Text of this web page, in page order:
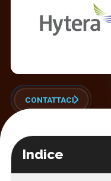
CONTATTACI
Indice